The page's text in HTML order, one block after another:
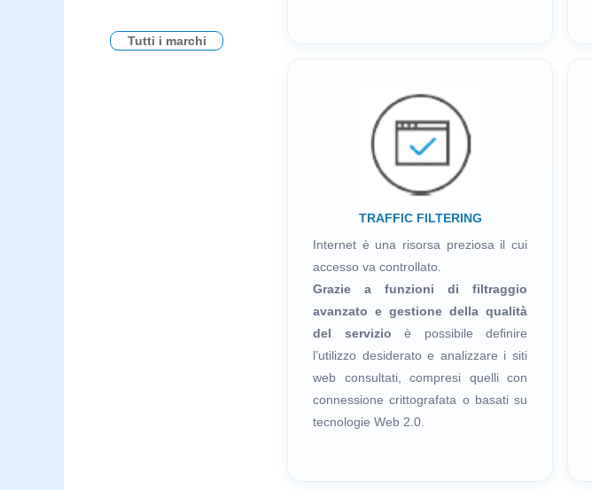
Tutti i marchi
TRAFFIC FILTERING
Internet è una risorsa preziosa il cui
accesso va controllato.
Grazie a funzioni di filtraggio
avanzato e gestione della qualità
del servizio è possibile definire
l’utilizzo desiderato e analizzare i siti
web consultati, compresi quelli con
connessione crittografata o basati su
tecnologie Web 2.0.